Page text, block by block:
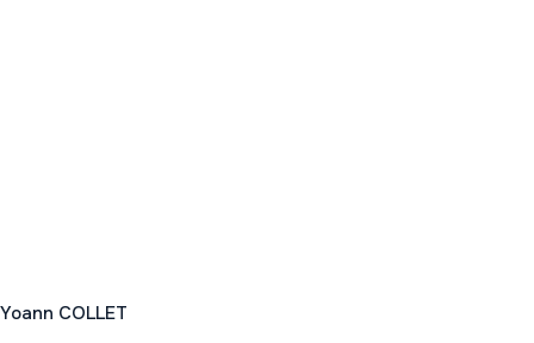
Yoann COLLET